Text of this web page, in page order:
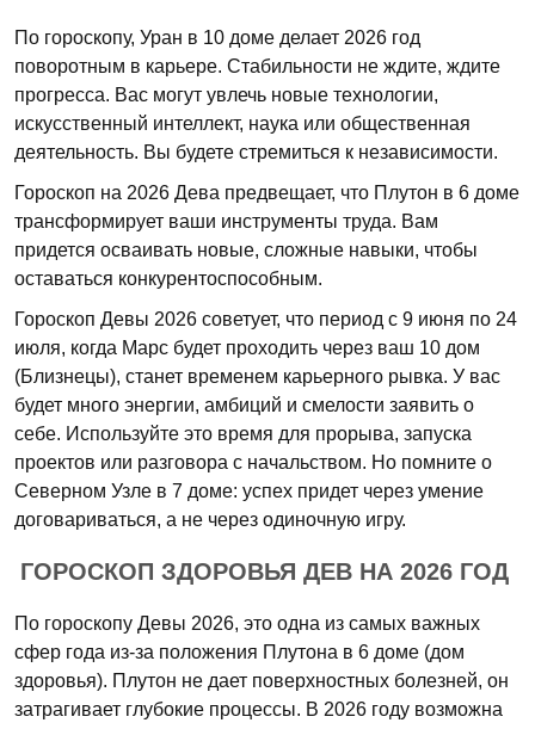
По гороскопу, Уран в 10 доме делает 2026 год
поворотным в карьере. Стабильности не ждите, ждите
прогресса. Вас могут увлечь новые технологии,
искусственный интеллект, наука или общественная
деятельность. Вы будете стремиться к независимости.
Гороскоп на 2026 Дева предвещает, что Плутон в 6 доме
трансформирует ваши инструменты труда. Вам
придется осваивать новые, сложные навыки, чтобы
оставаться конкурентоспособным.
Гороскоп Девы 2026 советует, что период с 9 июня по 24
июля, когда Марс будет проходить через ваш 10 дом
(Близнецы), станет временем карьерного рывка. У вас
будет много энергии, амбиций и смелости заявить о
себе. Используйте это время для прорыва, запуска
проектов или разговора с начальством. Но помните о
Северном Узле в 7 доме: успех придет через умение
договариваться, а не через одиночную игру.
ГОРОСКОП ЗДОРОВЬЯ ДЕВ НА 2026 ГОД
По гороскопу Девы 2026, это одна из самых важных
сфер года из-за положения Плутона в 6 доме (дом
здоровья). Плутон не дает поверхностных болезней, он
затрагивает глубокие процессы. В 2026 году возможна